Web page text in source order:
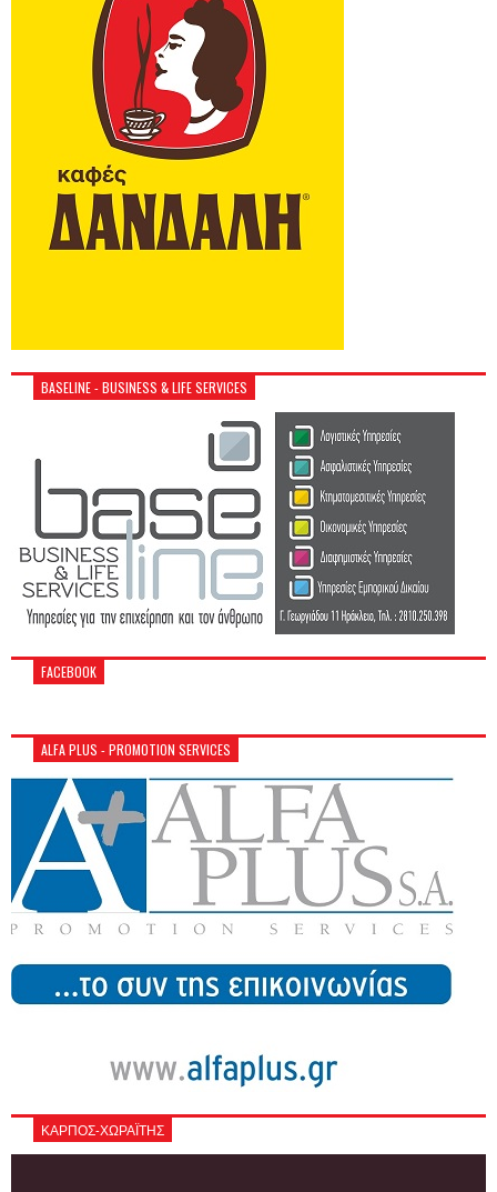
BASELINE - BUSINESS & LIFE SERVICES
FACEBOOK
ALFA PLUS - PROMOTION SERVICES
ΚΑΡΠΟΣ-ΧΩΡΑΪΤΗΣ